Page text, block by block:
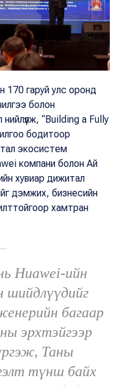
170 гаруй улс оронд
болон
“Building a Fully
бодитоор
экосистем
компани болон Ай
хувиар дижитал
дэмжих, бизнесийн
хамтран
Huawei-ийн
шийдлүүдийг
багаар
эрхтэйгээр
Таны
түнш байх